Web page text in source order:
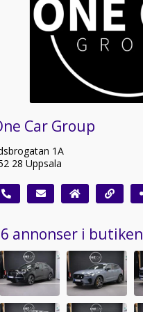
Car Group
1A
28 Uppsala
annonser i butiken